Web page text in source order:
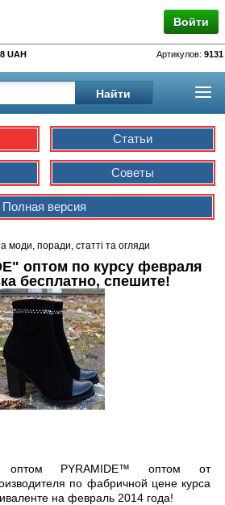
Войти
UAH Артикулов: 9131
Статьи
Советы
Полная версия
моди, поради, статті та огляди
оптом по курсу февраля
бесплатно, спешите!
PYRAMIDE™ оптом от
по фабричной цене курса
на февраль 2014 года!